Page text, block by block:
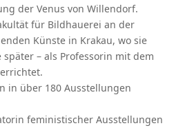
der Venus von Willendorf.
für Bildhauerei an der
Künste in Krakau, wo sie
später – als Professorin mit dem
in über 180 Ausstellungen
feministischer Ausstellungen